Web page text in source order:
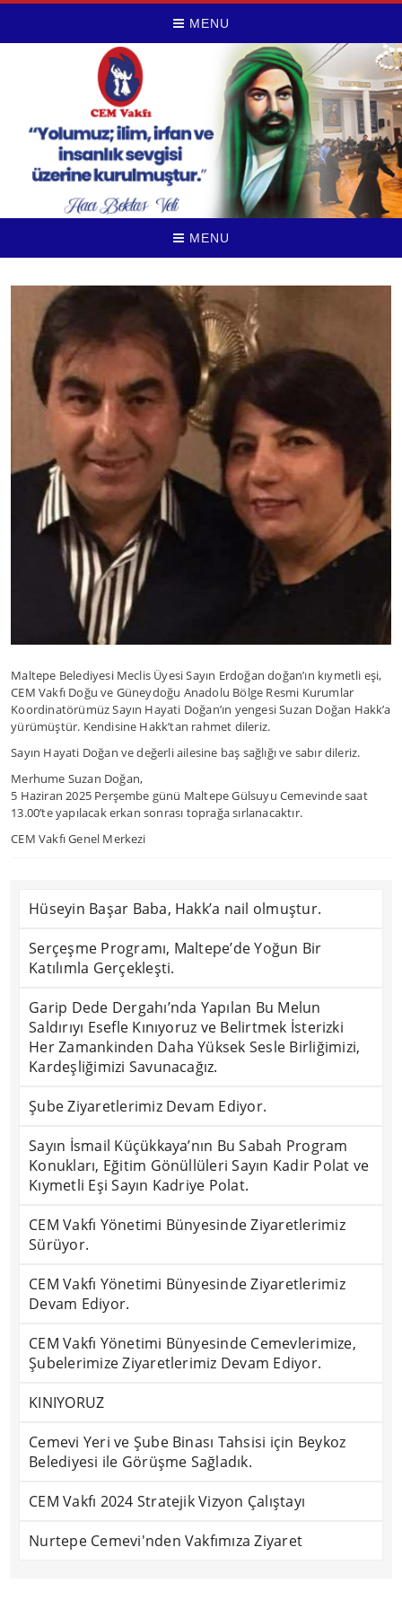
MENU
MENU
Maltepe Belediyesi Meclis Üyesi Sayın Erdoğan doğan’ın kıymetli eşi,
CEM Vakfı Doğu ve Güneydoğu Anadolu Bölge Resmi Kurumlar
Koordinatörümüz Sayın Hayati Doğan’ın yengesi Suzan Doğan Hakk’a
yürümüştür. Kendisine Hakk’tan rahmet dileriz.
Sayın Hayati Doğan ve değerli ailesine baş sağlığı ve sabır dileriz.
Merhume Suzan Doğan,
5 Haziran 2025 Perşembe günü Maltepe Gülsuyu Cemevinde saat
13.00’te yapılacak erkan sonrası toprağa sırlanacaktır.
CEM Vakfı Genel Merkezi
Hüseyin Başar Baba, Hakk’a nail olmuştur.
Serçeşme Programı, Maltepe’de Yoğun Bir
Katılımla Gerçekleşti.
Garip Dede Dergahı’nda Yapılan Bu Melun
Saldırıyı Esefle Kınıyoruz ve Belirtmek İsterizki
Her Zamankinden Daha Yüksek Sesle Birliğimizi,
Kardeşliğimizi Savunacağız.
Şube Ziyaretlerimiz Devam Ediyor.
Sayın İsmail Küçükkaya’nın Bu Sabah Program
Konukları, Eğitim Gönüllüleri Sayın Kadir Polat ve
Kıymetli Eşi Sayın Kadriye Polat.
CEM Vakfı Yönetimi Bünyesinde Ziyaretlerimiz
Sürüyor.
CEM Vakfı Yönetimi Bünyesinde Ziyaretlerimiz
Devam Ediyor.
CEM Vakfı Yönetimi Bünyesinde Cemevlerimize,
Şubelerimize Ziyaretlerimiz Devam Ediyor.
KINIYORUZ
Cemevi Yeri ve Şube Binası Tahsisi için Beykoz
Belediyesi ile Görüşme Sağladık.
CEM Vakfı 2024 Stratejik Vizyon Çalıştayı
Nurtepe Cemevi'nden Vakfımıza Ziyaret